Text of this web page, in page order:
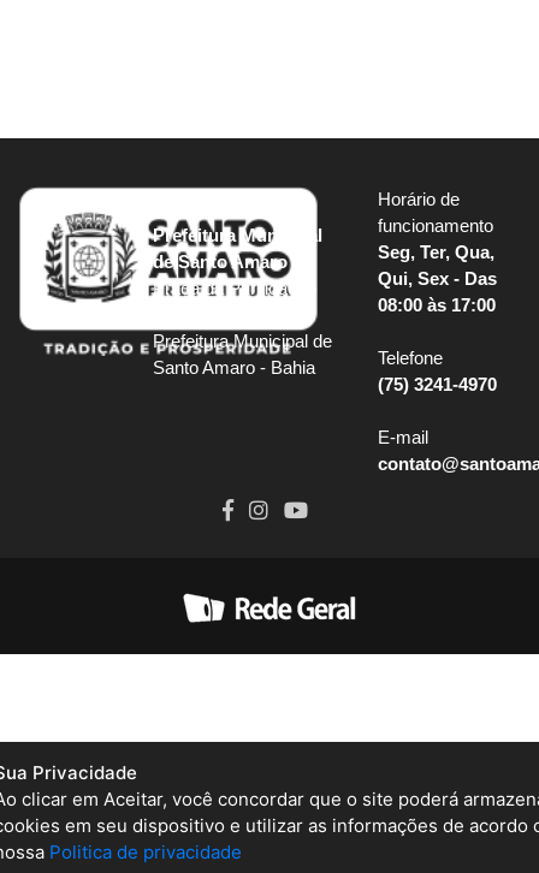
Prefeitura Municipal
de Santo Amaro
Praça da Purificação
Prefeitura Municipal de
Santo Amaro - Bahia
Horário de
funcionamento
Seg, Ter, Qua,
Qui, Sex - Das
08:00 às 17:00
Telefone
(75) 3241-4970
E-mail
Privacidade
clicar em Aceitar, você concordar que o site poderá
em seu dispositivo e utilizar as informações de acordo
Politica de privacidade